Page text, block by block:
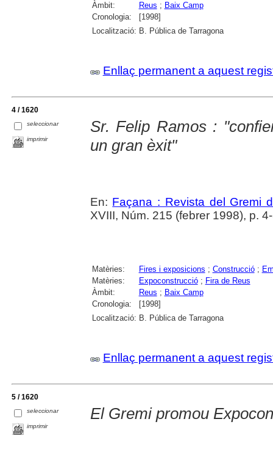
Àmbit:
Reus ; Baix Camp
Cronologia:
[1998]
Localització: B. Pública de Tarragona
Enllaç permanent a aquest
4 / 1620
seleccionar
imprimir
Sr. Felip Ramos :
un gran èxit"
En: Façana : Revista del Gremi
XVIII, Núm. 215 (febrer 1998), p.
Matèries: Fires i exposicions ; Construcció;
Matèries:
Expoconstrucció; Fira de Reus
Àmbit:
Reus ; Baix Camp
Cronologia:
[1998]
Localització: B. Pública de Tarragona
Enllaç permanent a aquest
5 / 1620
seleccionar
imprimir
El Gremi promou